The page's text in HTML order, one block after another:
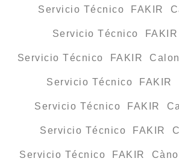
Servicio Técnico FAKIR
Servicio Técnico
Servicio Técnico FAKIR
Servicio Técnico FAKIR
Servicio Técnico FAKIR
Servicio Técnico FAKIR
Servicio Técnico FAKIR